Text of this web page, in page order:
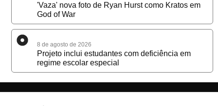
'Vaza' nova foto de Ryan Hurst como Kratos em
God of War
8 de agosto de 2026
Projeto inclui estudantes com deficiência em
regime escolar especial